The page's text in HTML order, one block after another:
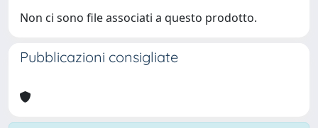
Non ci sono file associati a questo prodotto.
Pubblicazioni consigliate